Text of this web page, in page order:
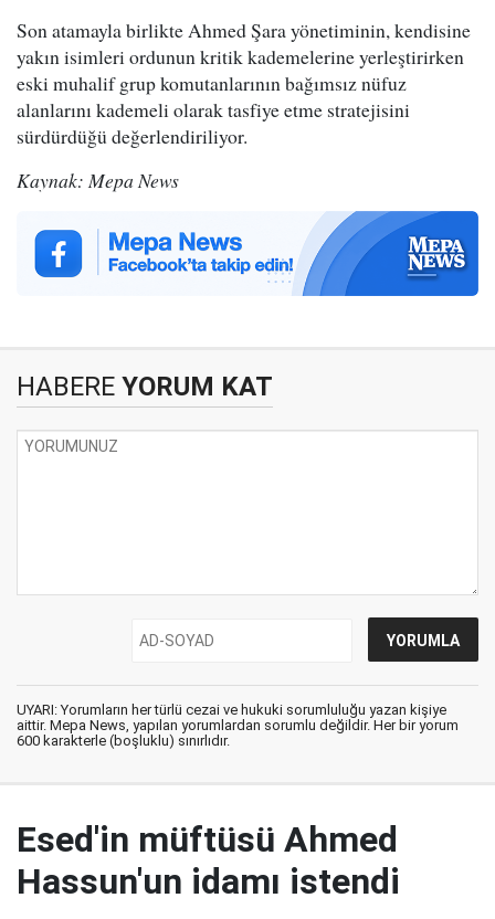
Son atamayla birlikte Ahmed Şara yönetiminin, kendisine
yakın isimleri ordunun kritik kademelerine yerleştirirken
eski muhalif grup komutanlarının bağımsız nüfuz
alanlarını kademeli olarak tasfiye etme stratejisini
sürdürdüğü değerlendiriliyor.
Kaynak: Mepa News
HABERE YORUM KAT
UYARI: Yorumların her türlü cezai ve hukuki sorumluluğu yazan kişiye
aittir. Mepa News, yapılan yorumlardan sorumlu değildir. Her bir yorum
600 karakterle (boşluklu) sınırlıdır.
Esed'in müftüsü Ahmed
Hassun'un idamı istendi